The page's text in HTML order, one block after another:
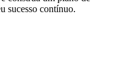
sucesso contínuo.